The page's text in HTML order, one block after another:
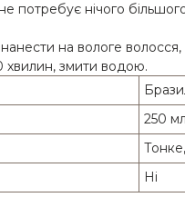
потребує нічого
нанести на вологе волосся,
хвилин, змити водою.
250
Ні